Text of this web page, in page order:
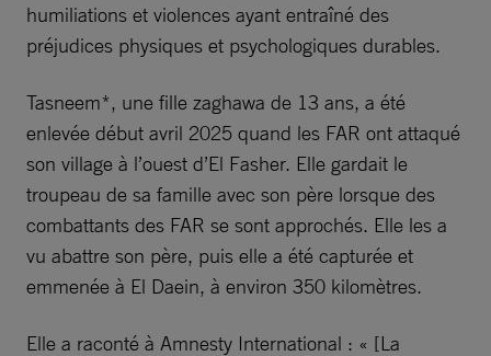
humiliations et violences ayant entraîné des
préjudices physiques et psychologiques durables.
Tasneem*, une fille zaghawa de 13 ans, a été
enlevée début avril 2025 quand les FAR ont attaqué
son village à l’ouest d’El Fasher. Elle gardait le
troupeau de sa famille avec son père lorsque des
combattants des FAR se sont approchés. Elle les a
vu abattre son père, puis elle a été capturée et
emmenée à El Daein, à environ 350 kilomètres.
Elle a raconté à Amnesty International : « [La